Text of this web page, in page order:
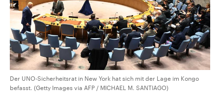
Der UNO-Sicherheitsrat in New York hat sich mit der Lage im Kongo
befasst. (Getty Images via AFP / MICHAEL M. SANTIAGO)